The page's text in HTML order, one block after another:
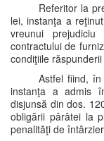
Referitor la
lei, instanţa a
vreunui
contractului de
condiţiile
Astfel fiind,
instanţa a admis
disjunsă din dos.
obligării pârâtei la
penalităţi de